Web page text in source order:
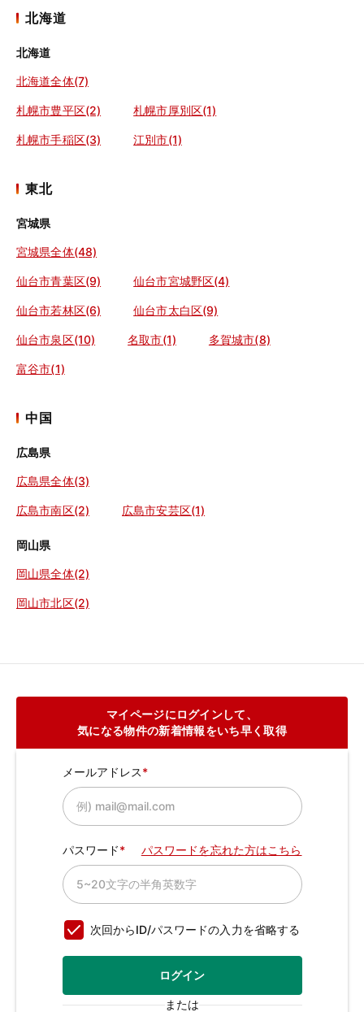
北海道
北海道
北海道全体(7)
札幌市豊平区(2) 札幌市厚別区(1)
札幌市手稲区(3) 江別市(1)
東北
宮城県
宮城県全体(48)
仙台市青葉区(9) 仙台市宮城野区(4)
仙台市若林区(6) 仙台市太白区(9)
仙台市泉区(10) 名取市(1) 多賀城市(8)
富谷市(1)
中国
広島県
広島県全体(3)
広島市南区(2) 広島市安芸区(1)
岡山県
岡山県全体(2)
岡山市北区(2)
マイページにログインして、
気になる物件の新着情報をいち早く取得
メールアドレス
パスワード パスワードを忘れた方はこちら
次回からID/パスワードの入力を省略する
ログイン
または